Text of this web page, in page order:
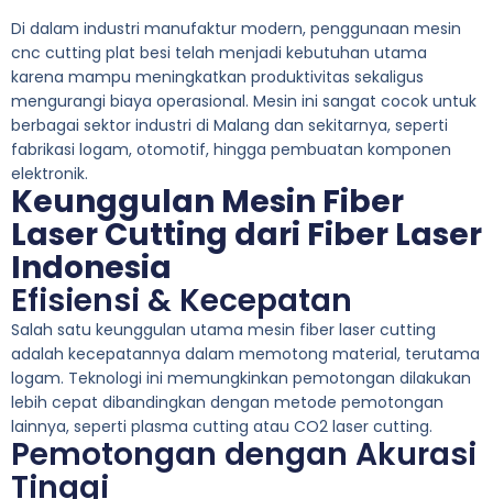
Di dalam industri manufaktur modern, penggunaan mesin
cnc cutting plat besi telah menjadi kebutuhan utama
karena mampu meningkatkan produktivitas sekaligus
mengurangi biaya operasional. Mesin ini sangat cocok untuk
berbagai sektor industri di Malang dan sekitarnya, seperti
fabrikasi logam, otomotif, hingga pembuatan komponen
elektronik.
Keunggulan Mesin Fiber
Laser Cutting dari Fiber Laser
Indonesia
Efisiensi & Kecepatan
Salah satu keunggulan utama mesin fiber laser cutting
adalah kecepatannya dalam memotong material, terutama
logam. Teknologi ini memungkinkan pemotongan dilakukan
lebih cepat dibandingkan dengan metode pemotongan
lainnya, seperti plasma cutting atau CO2 laser cutting.
Pemotongan dengan Akurasi
Tinggi